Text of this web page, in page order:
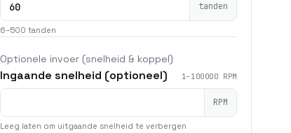
tanden
6–500 tanden
Optionele invoer (snelheid & koppel)
Ingaande snelheid (optioneel) 1–100000 RPM
RPM
Leeg laten om uitgaande snelheid te verbergen